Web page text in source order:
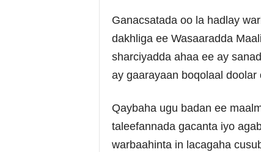
Ganacsatada oo la hadlay
dakhliga ee Wasaaradda
sharciyadda ahaa ee ay
ay gaarayaan boqolaal
Qaybaha ugu badan ee
taleefannada gacanta iyo
warbaahinta in lacagaha